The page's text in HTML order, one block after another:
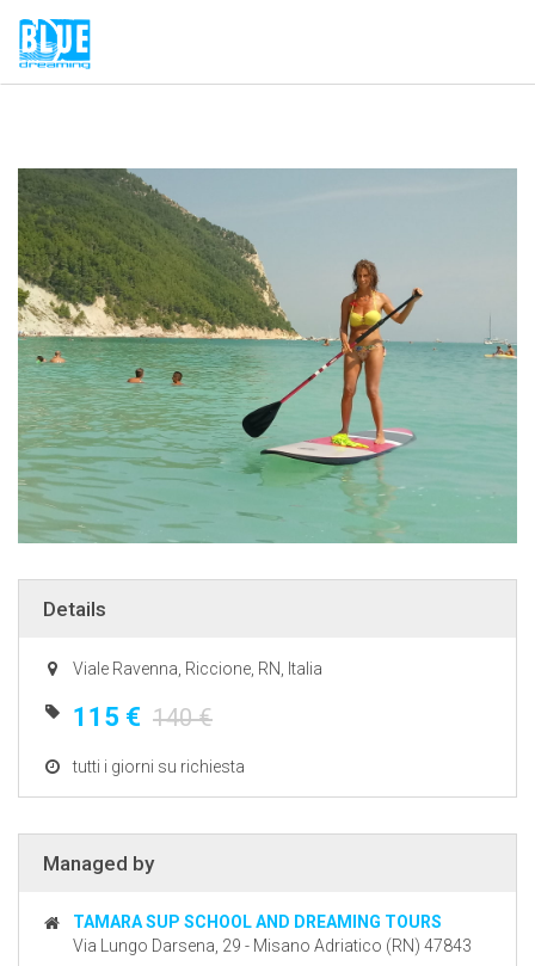
Details
Viale Ravenna, Riccione, RN, Italia
115 € 140 €
tutti i giorni su richiesta
Managed by
TAMARA SUP SCHOOL AND DREAMING TOURS
Via Lungo Darsena, 29 - Misano Adriatico (RN) 47843